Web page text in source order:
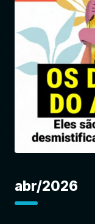
abr/2026